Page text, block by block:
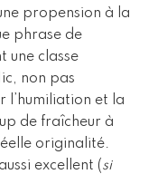
propension à la
phrase de
une classe
non pas
l’humiliation et la
de fraîcheur à
originalité.
excellent (si